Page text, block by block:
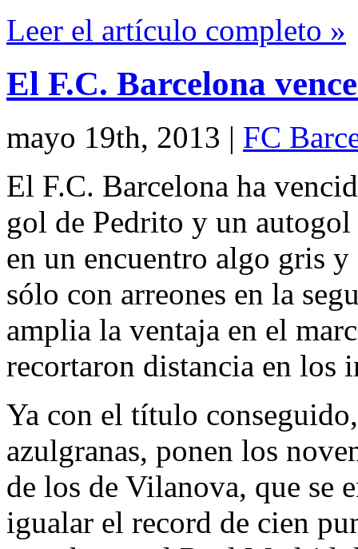
Leer el artículo completo »
El F.C. Barcelona
mayo 19th, 2013 | FC
El F.C. Barcelona ha
gol de Pedrito y un
en un encuentro algo gris
sólo con arreones en la
amplia la ventaja en el
recortaron distancia en los
Ya con el título
azulgranas, ponen los
de los de Vilanova, que se
igualar el record de cien